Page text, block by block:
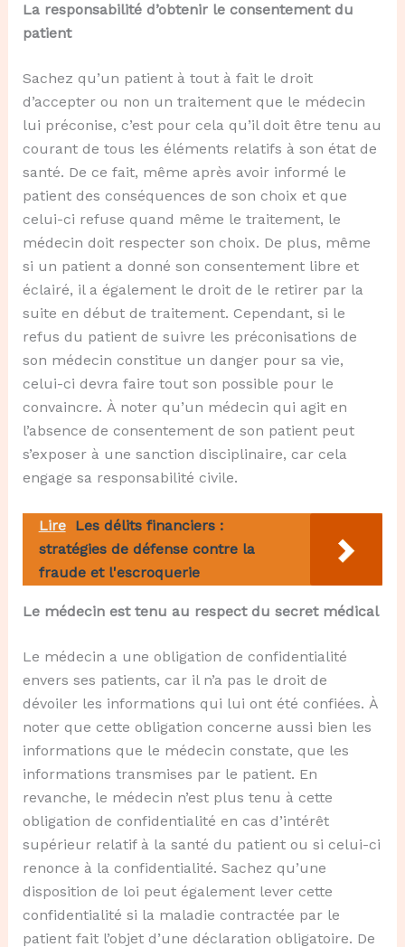
La responsabilité d’obtenir le consentement du
patient
Sachez qu’un patient à tout à fait le droit
d’accepter ou non un traitement que le médecin
lui préconise, c’est pour cela qu’il doit être tenu au
courant de tous les éléments relatifs à son état de
santé. De ce fait, même après avoir informé le
patient des conséquences de son choix et que
celui-ci refuse quand même le traitement, le
médecin doit respecter son choix. De plus, même
si un patient a donné son consentement libre et
éclairé, il a également le droit de le retirer par la
suite en début de traitement. Cependant, si le
refus du patient de suivre les préconisations de
son médecin constitue un danger pour sa vie,
celui-ci devra faire tout son possible pour le
convaincre. À noter qu’un médecin qui agit en
l’absence de consentement de son patient peut
s’exposer à une sanction disciplinaire, car cela
engage sa responsabilité civile.
Lire Les délits financiers :
stratégies de défense contre la
fraude et l'escroquerie
Le médecin est tenu au respect du secret médical
Le médecin a une obligation de confidentialité
envers ses patients, car il n’a pas le droit de
dévoiler les informations qui lui ont été confiées. À
noter que cette obligation concerne aussi bien les
informations que le médecin constate, que les
informations transmises par le patient. En
revanche, le médecin n’est plus tenu à cette
obligation de confidentialité en cas d’intérêt
supérieur relatif à la santé du patient ou si celui-ci
renonce à la confidentialité. Sachez qu’une
disposition de loi peut également lever cette
confidentialité si la maladie contractée par le
patient fait l’objet d’une déclaration obligatoire. De